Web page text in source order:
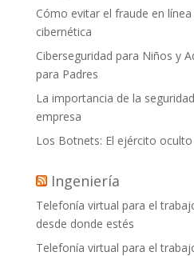
Cómo evitar el fraude en
cibernética
Ciberseguridad para Niños y
para Padres
La importancia de la
empresa
Los Botnets: El ejército
Ingeniería
Telefonía virtual para el
desde donde estés
Telefonía virtual para el